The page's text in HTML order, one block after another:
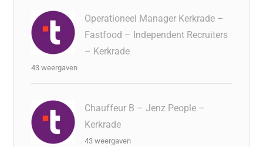
Operationeel Manager Kerkrade –
Fastfood – Independent Recruiters
– Kerkrade
43 weergaven
Chauffeur B – Jenz People –
Kerkrade
43 weergaven